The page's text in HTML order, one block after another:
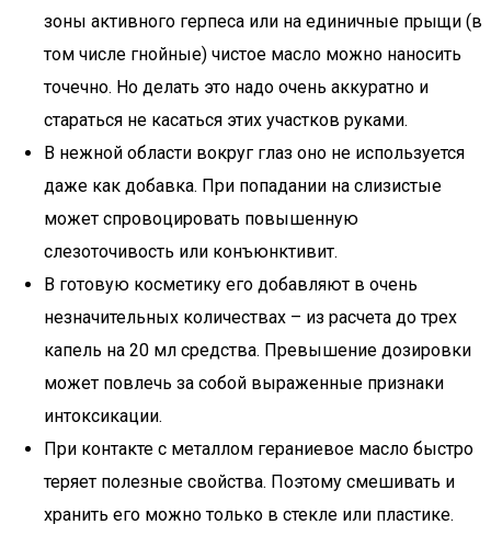
зоны активного герпеса или на единичные прыщи (в
том числе гнойные) чистое масло можно наносить
точечно. Но делать это надо очень аккуратно и
стараться не касаться этих участков руками.
В нежной области вокруг глаз оно не используется
даже как добавка. При попадании на слизистые
может спровоцировать повышенную
слезоточивость или конъюнктивит.
В готовую косметику его добавляют в очень
незначительных количествах – из расчета до трех
капель на 20 мл средства. Превышение дозировки
может повлечь за собой выраженные признаки
интоксикации.
При контакте с металлом гераниевое масло быстро
теряет полезные свойства. Поэтому смешивать и
хранить его можно только в стекле или пластике.